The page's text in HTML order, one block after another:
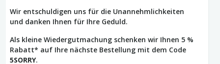
Wir entschuldigen uns für die Unannehmlichkeiten
und danken Ihnen für Ihre Geduld.
Als kleine Wiedergutmachung schenken wir Ihnen 5 %
Rabatt* auf Ihre nächste Bestellung mit dem Code
5SORRY.